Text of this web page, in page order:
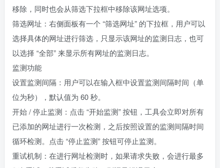
移除，同时也会从筛选下拉框中移除该网址选项。
筛选网址：右侧面板有一个 “筛选网址” 的下拉框，用户可以
选择具体的网址进行筛选，只显示该网址的监测日志，也可
以选择 “全部” 来显示所有网址的监测日志。
监测功能
设置监测间隔：用户可以在输入框中设置监测间隔时间（单
位为秒），默认值为 60 秒。
开始 / 停止监测：点击 “开始监测” 按钮，工具会立即对所有
已添加的网址进行一次检测，之后按照设置的监测间隔时间
循环检测。点击 “停止监测” 按钮可停止监测。
重试机制：在进行网址检测时，如果请求失败，会进行最多